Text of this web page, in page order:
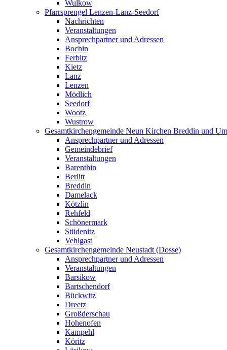
Wulkow
Pfarrsprengel Lenzen-Lanz-Seedorf
Nachrichten
Veranstaltungen
Ansprechpartner und Adressen
Bochin
Ferbitz
Kietz
Lanz
Lenzen
Mödlich
Seedorf
Wootz
Wustrow
Gesamtkirchengemeinde Neun Kirchen Breddin und
Ansprechpartner und Adressen
Gemeindebrief
Veranstaltungen
Barenthin
Berlitt
Breddin
Damelack
Kötzlin
Rehfeld
Schönermark
Stüdenitz
Vehlgast
Gesamtkirchengemeinde Neustadt (Dosse)
Ansprechpartner und Adressen
Veranstaltungen
Barsikow
Bartschendorf
Bückwitz
Dreetz
Großderschau
Hohenofen
Kampehl
Köritz